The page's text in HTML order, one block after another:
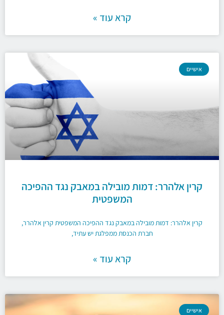
קרא עוד »
אישיים
קרין אלהרר: דמות מובילה במאבק נגד ההפיכה
המשפטית
קרין אלהרר: דמות מובילה במאבק נגד ההפיכה המשפטית קרין אלהרר,
חברת הכנסת ממפלגת יש עתיד,
קרא עוד »
אישיים